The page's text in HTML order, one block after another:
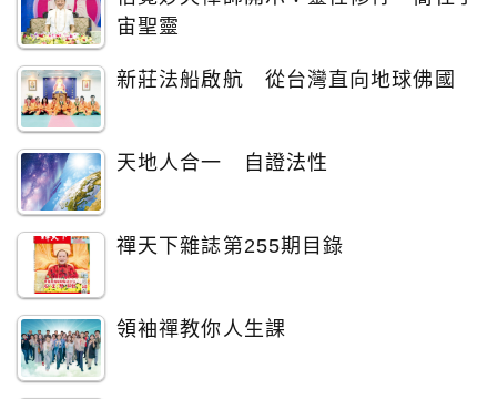
宙聖靈
新莊法船啟航 從台灣直向地球佛國
天地人合一 自證法性
禪天下雜誌第255期目錄
領袖禪教你人生課